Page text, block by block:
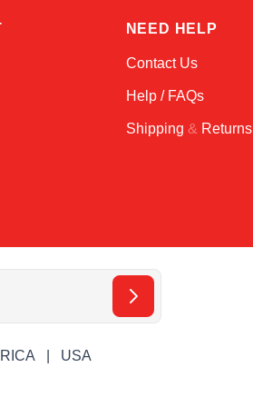
NEED HELP
Contact Us
Help / FAQs
Shipping & Returns
USA